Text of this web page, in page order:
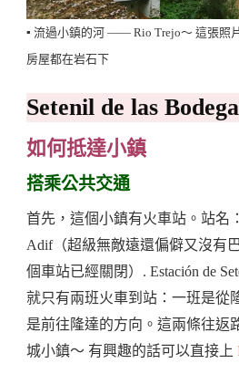
▪️ 流過小鎮的河 —— Rio Trejo～ 這張照
房屋都在岩石下
Setenil de las
如何抵達小鎮
搭乘公共交通
首先，這個小鎮有火車站。站名
Adif（超級無敵遠還偏僻又沒有
個車站已經關閉）. Estación de
就只有兩班火車到站：一班是從
是前往隆達的方向。這兩條往返
城小鎮～ 有興趣的話可以直接上